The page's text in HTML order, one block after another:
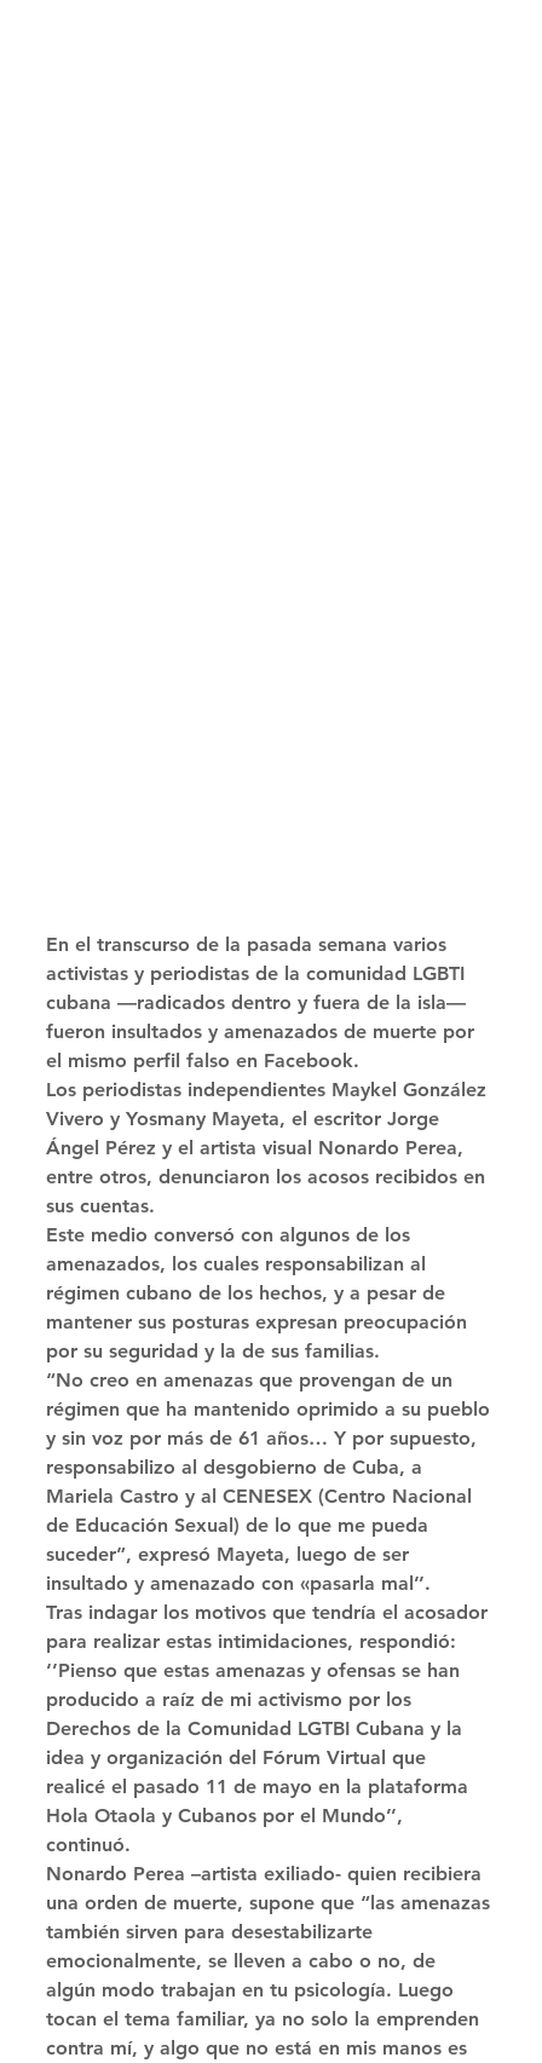
En el transcurso de la pasada semana varios
activistas y periodistas de la comunidad LGBTI
cubana —radicados dentro y fuera de la isla—
fueron insultados y amenazados de muerte por
el mismo perfil falso en Facebook.
Los periodistas independientes Maykel González
Vivero y Yosmany Mayeta, el escritor Jorge
Ángel Pérez y el artista visual Nonardo Perea,
entre otros, denunciaron los acosos recibidos en
sus cuentas.
Este medio conversó con algunos de los
amenazados, los cuales responsabilizan al
régimen cubano de los hechos, y a pesar de
mantener sus posturas expresan preocupación
por su seguridad y la de sus familias.
“No creo en amenazas que provengan de un
régimen que ha mantenido oprimido a su pueblo
y sin voz por más de 61 años… Y por supuesto,
responsabilizo al desgobierno de Cuba, a
Mariela Castro y al CENESEX (Centro Nacional
de Educación Sexual) de lo que me pueda
suceder”, expresó Mayeta, luego de ser
insultado y amenazado con «pasarla mal’’.
Tras indagar los motivos que tendría el acosador
para realizar estas intimidaciones, respondió:
‘’Pienso que estas amenazas y ofensas se han
producido a raíz de mi activismo por los
Derechos de la Comunidad LGTBI Cubana y la
idea y organización del Fórum Virtual que
realicé el pasado 11 de mayo en la plataforma
Hola Otaola y Cubanos por el Mundo’’,
continuó.
Nonardo Perea –artista exiliado- quien recibiera
una orden de muerte, supone que “las amenazas
también sirven para desestabilizarte
emocionalmente, se lleven a cabo o no, de
algún modo trabajan en tu psicología. Luego
tocan el tema familiar, ya no solo la emprenden
contra mí, y algo que no está en mis manos es